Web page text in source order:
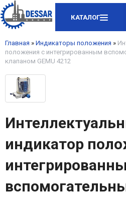
КАТАЛОГ
Главная » Индикаторы положения »
положения с интегрированным
клапаном GEMU 4212
индикатор